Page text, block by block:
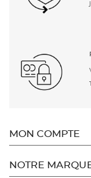
MON COMPTE
NOTRE